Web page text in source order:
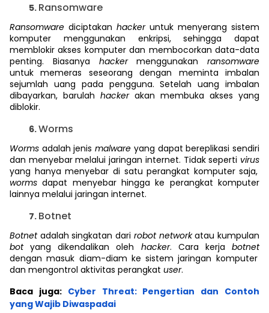
Ransomware
Ransomware diciptakan hacker untuk menyerang sistem
komputer menggunakan enkripsi, sehingga dapat
memblokir akses komputer dan membocorkan data-data
penting. Biasanya hackermenggunakan ransomware
untuk memeras seseorang dengan meminta imbalan
sejumlah uang pada pengguna. Setelah uang imbalan
dibayarkan, barulah hacker akan membuka akses yang
diblokir.
Worms
Worms adalah jenismalware yang dapat bereplikasi sendiri
dan menyebar melalui jaringan internet. Tidak seperti virus
yang hanya menyebar di satu perangkat komputer saja,
wormsdapat menyebar hingga ke perangkat komputer
lainnya melalui jaringan internet.
Botnet
Botnet adalah singkatan dari robot networkatau kumpulan
botyang dikendalikan oleh hacker. Cara kerjabotnet
dengan masuk diam-diam ke sistem jaringan komputer
dan mengontrol aktivitas perangkat user.
Baca juga:Cyber Threat: Pengertian dan Contoh
yang Wajib Diwaspadai